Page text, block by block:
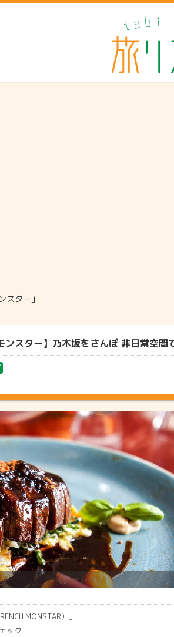
スター」
ンスター】乃木坂をさんぽ 非日常空
MONSTAR）」
ック